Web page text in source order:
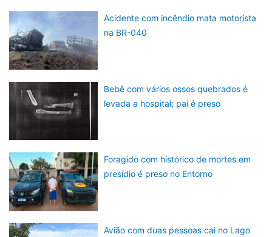
Acidente com incêndio mata motorista
na BR-040
Bebê com vários ossos quebrados é
levada a hospital; pai é preso
Foragido com histórico de mortes em
presídio é preso no Entorno
Avião com duas pessoas cai no Lago